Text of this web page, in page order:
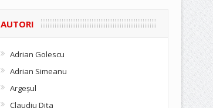
AUTORI
Adrian Golescu
Adrian Simeanu
Argeşul
Claudiu Diţa